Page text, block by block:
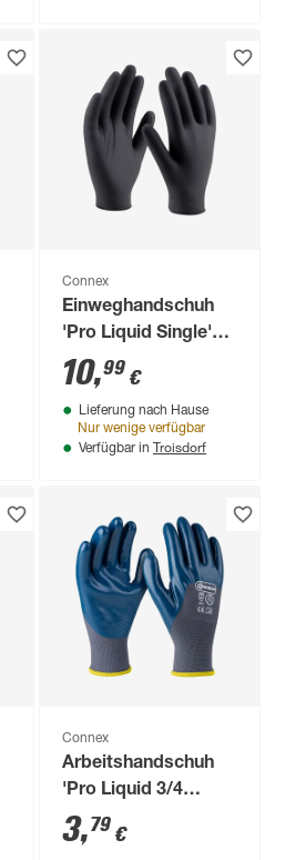
Connex
Einweghandschuh
'Pro Liquid Single'
schwarz Größe 8/M
10,99 €
Lieferung nach Hause
Nur wenige verfügbar
Verfügbar in Troisdorf
Connex
Arbeitshandschuh
'Pro Liquid 3/4
Coating' grau/blau
Größe 10/XL
3,79 €